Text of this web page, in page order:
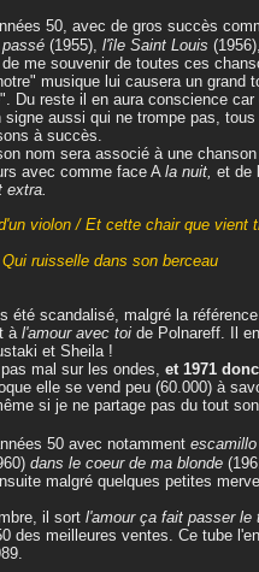
50, avec de gros succès
(1955), l'île Saint Louis (1956),
me souvenir de toutes ces
musique lui causera un grand
Du reste il en aura conscience car
signe aussi qui ne trompe pas,
à succès.
nom sera associé à une
avec comme face A la nuit, et de
extra.
violon / Et cette chair que vient
ruisselle dans son berceau
été scandalisé, malgré la
à l'amour avec toi de Polnareff. Il
et Sheila !
mal sur les ondes, et 1971
elle se vend peu (60.000) à
si je ne partage pas du tout
50 avec notamment escamillo
dans le coeur de ma blonde
malgré quelques petites
il sort l'amour ça fait passer le
des meilleures ventes. Ce tube